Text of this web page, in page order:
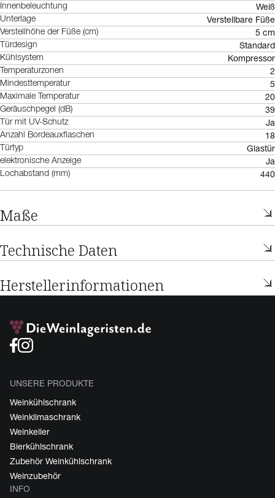
Innenbeleuchtung Weiß
Unterlage Verstellbare Füße
Verstellhöhe der Füße (cm) 5 cm
Türdesign Standard
Kühlsystem Kompressor
Temperaturzonen 2
Mindesttemperatur 5
Maximale Temperatur 20
Geräuschpegel (dB) 39
Tür mit UV-Schutz Ja
Anzahl Bordeauxflaschen 18
Türtyp Glastür
elektronische Anzeige Ja
Lochabstand (mm) 440
Maße
Technische Daten
Herstellerinformationen
UNSERE PRODUKTE
Weinkühlschrank
Weinklimaschrank
Weinkeller
Bierkühlschrank
Zubehör Weinkühlschrank
Weinzubehör
INFO